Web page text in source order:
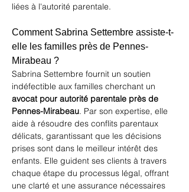
liées à l'autorité parentale.
Comment Sabrina Settembre assiste-t-
elle les familles près de Pennes-
Mirabeau ?
Sabrina Settembre fournit un soutien
indéfectible aux familles cherchant un
avocat pour autorité parentale près de
Pennes-Mirabeau. Par son expertise, elle
aide à résoudre des conflits parentaux
délicats, garantissant que les décisions
prises sont dans le meilleur intérêt des
enfants. Elle guident ses clients à travers
chaque étape du processus légal, offrant
une clarté et une assurance nécessaires